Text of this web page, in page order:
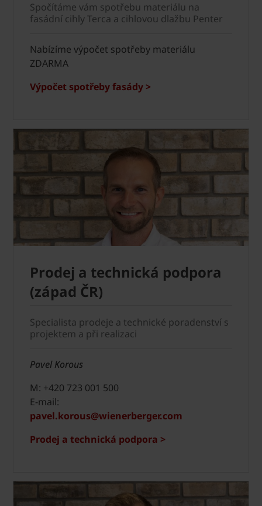
Spočítáme vám spotřebu materiálu na
fasádní cihly Terca a cihlovou dlažbu Penter
Nabízíme výpočet spotřeby materiálu
ZDARMA
Výpočet spotřeby fasády >
Prodej a technická podpora
(západ ČR)
Specialista prodeje a technické poradenství s
projektem a při realizaci
Pavel Korous
M: +420 723 001 500
E-mail:
pavel.korous@wienerberger.com
Prodej a technická podpora >